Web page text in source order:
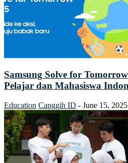
Samsung Solve for
Pelajar dan Mahasiswa
Education Canggih ID - June 15, 2025